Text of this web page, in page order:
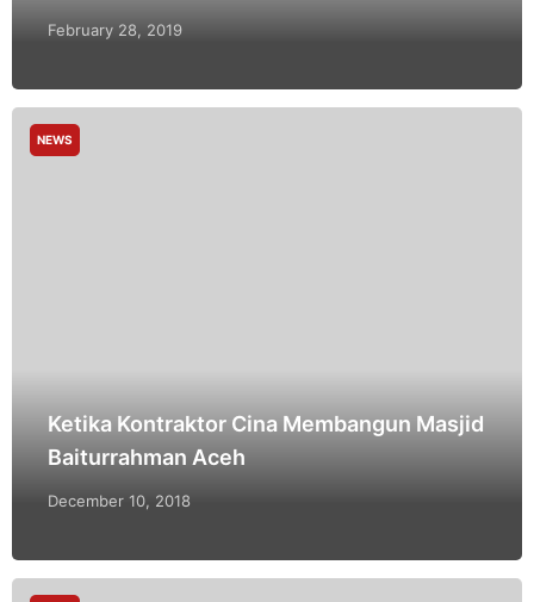
February 28, 2019
Ketika Kontraktor Cina Membangun Masjid
Baiturrahman Aceh
December 10, 2018
NEWS